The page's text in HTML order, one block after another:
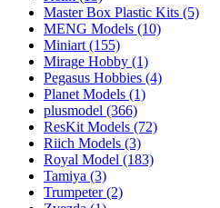
Master Box Plastic Kits (5)
MENG Models (10)
Miniart (155)
Mirage Hobby (1)
Pegasus Hobbies (4)
Planet Models (1)
plusmodel (366)
ResKit Models (72)
Riich Models (3)
Royal Model (183)
Tamiya (3)
Trumpeter(2)